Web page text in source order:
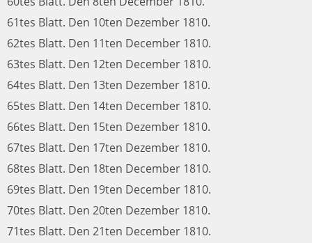
61tes Blatt. Den 10ten Dezember 1810.
62tes Blatt. Den 11ten December 1810.
63tes Blatt. Den 12ten December 1810.
64tes Blatt. Den 13ten Dezember 1810.
65tes Blatt. Den 14ten December 1810.
66tes Blatt. Den 15ten Dezember 1810.
67tes Blatt. Den 17ten Dezember 1810.
68tes Blatt. Den 18ten December 1810.
69tes Blatt. Den 19ten December 1810.
70tes Blatt. Den 20ten Dezember 1810.
71tes Blatt. Den 21ten December 1810.